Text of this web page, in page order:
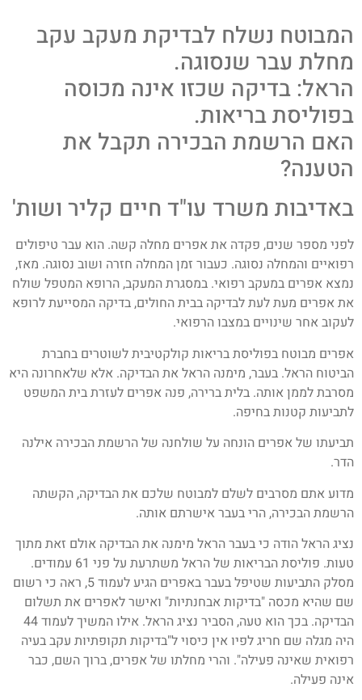
המבוטח נשלח לבדיקת מעקב עקב
מחלת עבר שנסוגה.
הראל: בדיקה שכזו אינה מכוסה
בפוליסת בריאות.
האם הרשמת הבכירה תקבל את
הטענה?
באדיבות משרד עו"ד חיים קליר ושות'
לפני מספר שנים, פקדה את אפרים מחלה קשה. הוא עבר טיפולים
רפואיים והמחלה נסוגה. כעבור זמן המחלה חזרה ושוב נסוגה. מאז,
נמצא אפרים במעקב רפואי. במסגרת המעקב, הרופא המטפל שולח
את אפרים מעת לעת לבדיקה בבית החולים, בדיקה המסייעת לרופא
לעקוב אחר שינויים במצבו הרפואי.
אפרים מבוטח בפוליסת בריאות קולקטיבית לשוטרים בחברת
הביטוח הראל. בעבר, מימנה הראל את הבדיקה. אלא שלאחרונה היא
מסרבת לממן אותה. בלית ברירה, פנה אפרים לעזרת בית המשפט
לתביעות קטנות בחיפה.
תביעתו של אפרים הונחה על שולחנה של הרשמת הבכירה אילנה
הדר.
מדוע אתם מסרבים לשלם למבוטח שלכם את הבדיקה, הקשתה
הרשמת הבכירה, הרי בעבר אישרתם אותה.
נציג הראל הודה כי בעבר הראל מימנה את הבדיקה אולם זאת מתוך
טעות. פוליסת הבריאות של הראל משתרעת על פני 61 עמודים.
מסלק התביעות שטיפל בעבר באפרים הגיע לעמוד 5, ראה כי רשום
שם שהיא מכסה "בדיקות אבחנתיות" ואישר לאפרים את תשלום
הבדיקה. בכך הוא טעה, הסביר נציג הראל. אילו המשיך לעמוד 44
היה מגלה שם חריג לפיו אין כיסוי ל"בדיקות תקופתיות עקב בעיה
רפואית שאינה פעילה". והרי מחלתו של אפרים, ברוך השם, כבר
אינה פעילה.